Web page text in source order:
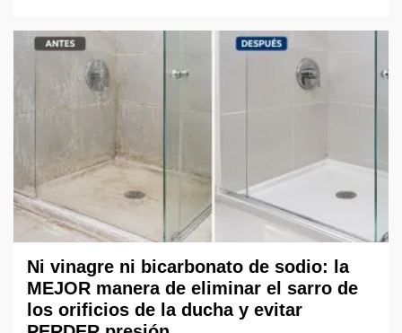
Ni vinagre ni bicarbonato de sodio: la
MEJOR manera de eliminar el sarro de
los orificios de la ducha y evitar